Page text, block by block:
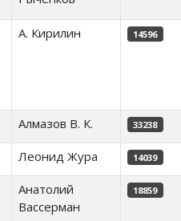
А. Кирилин 14596
Алмазов В. К. 33238
Леонид Жура 14039
Анатолий
Вассерман
18859